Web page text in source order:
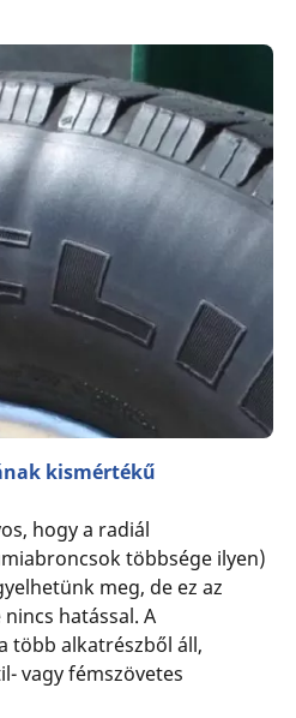
kismértékű
hogy a radiál
többsége ilyen)
meg, de ez az
hatással. A
több alkatrészből áll,
vagy fémszövetes